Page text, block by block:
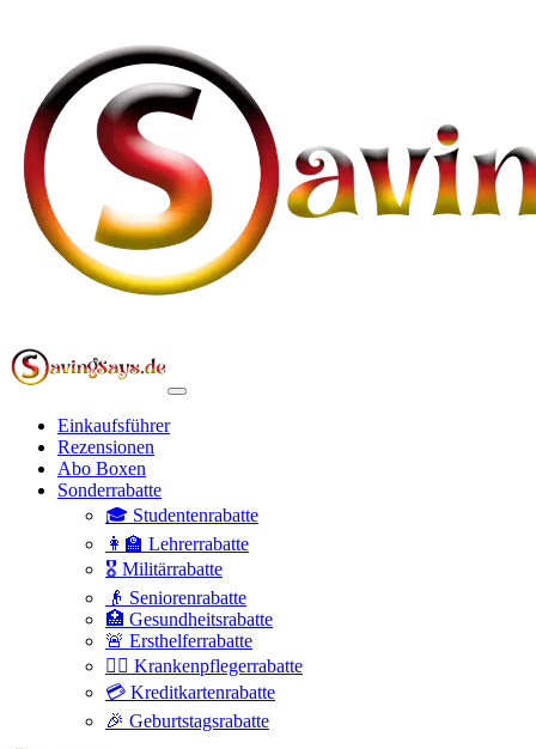
Einkaufsführer
Rezensionen
Abo Boxen
Sonderrabatte
🎓 Studentenrabatte
👩‍🏫 Lehrerrabatte
🎖️ Militärrabatte
👴 Seniorenrabatte
🏥 Gesundheitsrabatte
🚨 Ersthelferrabatte
👩‍⚕️ Krankenpflegerrabatte
💳 Kreditkartenrabatte
🎉 Geburtstagsrabatte